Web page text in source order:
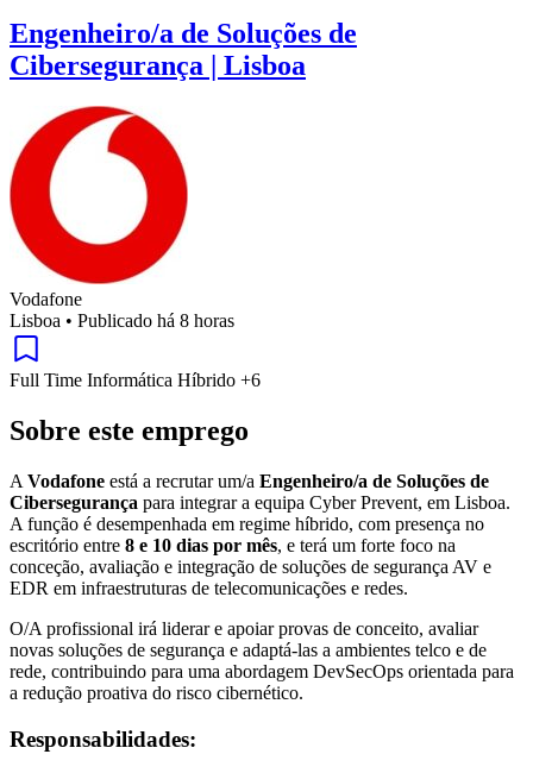
Engenheiro/a de Soluções de
Cibersegurança | Lisboa
Vodafone
Lisboa • Publicado há 8 horas
Full Time Informática Híbrido +6
Sobre este emprego
A Vodafone está a recrutar um/a Engenheiro/a de Soluções de
Cibersegurança para integrar a equipa Cyber Prevent, em Lisboa.
A função é desempenhada em regime híbrido, com presença no
escritório entre 8 e 10 dias por mês, e terá um forte foco na
conceção, avaliação e integração de soluções de segurança AV e
EDR em infraestruturas de telecomunicações e redes.
O/A profissional irá liderar e apoiar provas de conceito, avaliar
novas soluções de segurança e adaptá-las a ambientes telco e de
rede, contribuindo para uma abordagem DevSecOps orientada para
a redução proativa do risco cibernético.
Responsabilidades: